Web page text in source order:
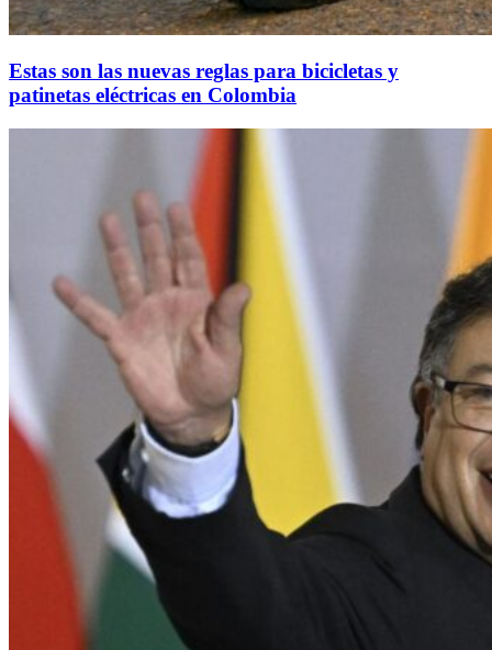
Estas son las nuevas reglas para bicicletas y
patinetas eléctricas en Colombia